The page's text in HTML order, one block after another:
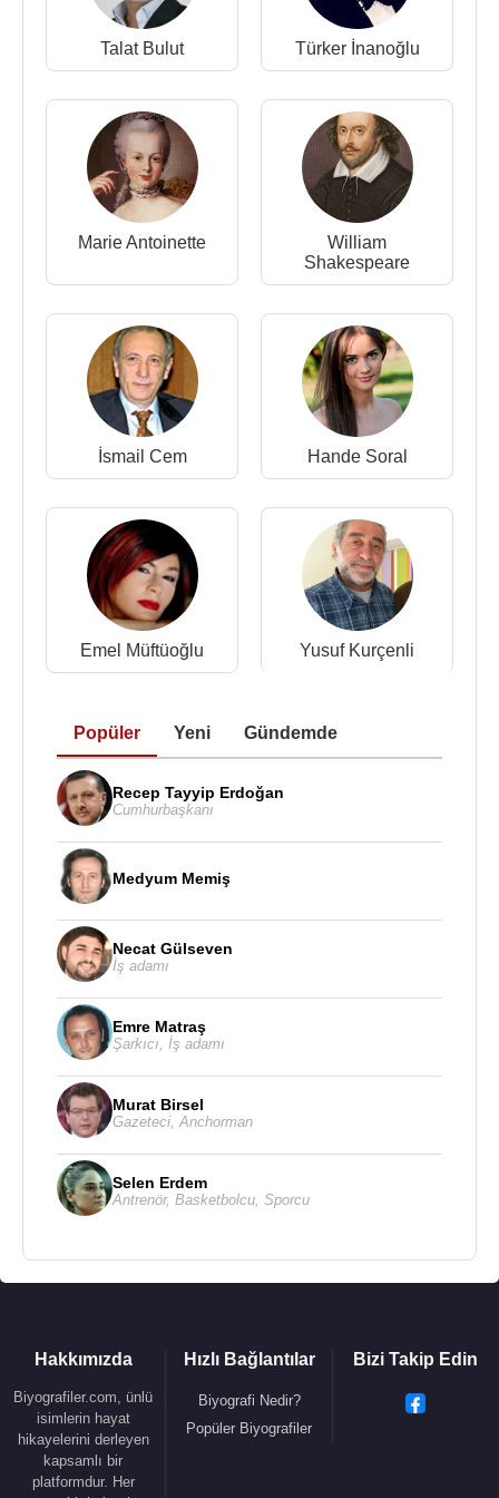
2006 - Hisarbuselik (Sema)(Dizi)
2006 - Candan Öte (Görkem Cenker)(Dizi)
2005 - Tadımız Kaçmasın (Eda)(Dizi)
2004 - Ağa Kızı (Biricik)(Dizi)
2003 - Aşk Olsun (Ebru)(Dizi)
2002 - Gönderilmemiş Mektuplar(Sinema)
Talat Bulut Türker İnanoğlu
Marie Antoinette
William
Shakespeare
İsmail Cem Hande Soral
Emel Müftüoğlu Yusuf Kurçenli
Popüler Yeni Gündemde
Recep Tayyip Erdoğan
Cumhurbaşkanı
Medyum Memiş
Necat Gülseven
İş adamı
Emre Matraş
Şarkıcı İş adamı
Murat Birsel
Gazeteci Anchorman
Selen Erdem
Antrenör, Basketbolcu Sporcu
Hakkımızda
Biyografiler.com, ünlü
isimlerin hayat
hikayelerini derleyen
kapsamlı bir
platformdur. Her
Hızlı Bağlantılar
Biyografi Nedir?
Popüler Biyografiler
Bizi Takip Edin